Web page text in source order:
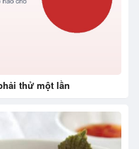
thử một lần